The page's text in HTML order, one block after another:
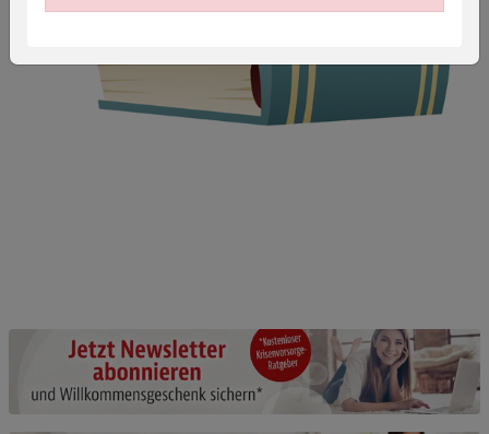
Beschreibung Notwendige Cookies
Cookie-Informationenanzeigen